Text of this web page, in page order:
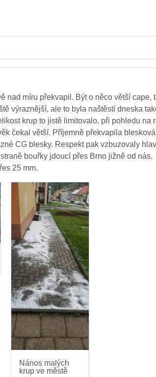
nad míru překvapil. Být o něco větší cape,
výraznější, ale to byla naštěstí dneska
krup to jistě limitovalo, při pohledu na
čekal větší. Příjemně překvapila blesková
CG blesky. Respekt pak vzbuzovaly
bouřky jdoucí přes Brno jižně od nás.
25 mm.
Nános malých
krup ve městě